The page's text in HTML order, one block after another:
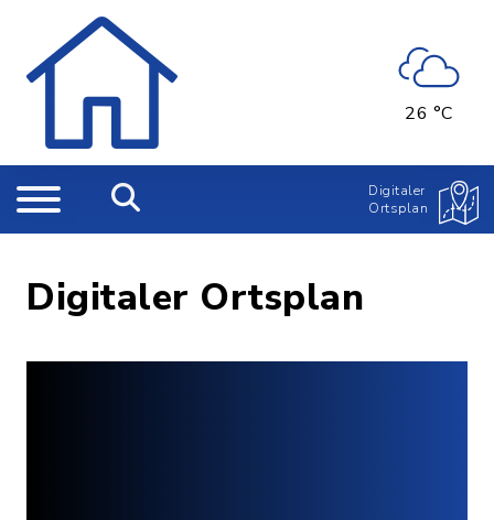
26 °C
Digitaler
Ortsplan
Digitaler Ortsplan